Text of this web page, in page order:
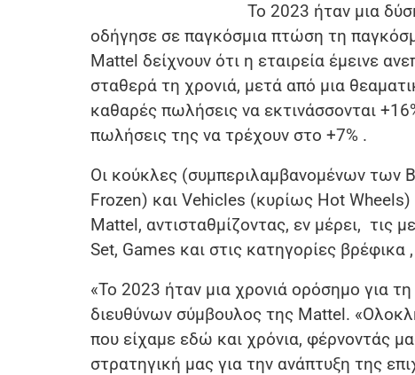
Το 2023 ήταν μια
οδήγησε σε παγκόσμια πτώση τη
Mattel δείχνουν ότι η εταιρεία έμεινε
σταθερά τη χρονιά, μετά από μια
καθαρές πωλήσεις να εκτινάσσονται
πωλήσεις της να τρέχουν στο +7% .
Οι κούκλες (συμπεριλαμβανομένων των
Frozen) και Vehicles (κυρίως Hot
Mattel, αντισταθμίζοντας, εν μέρει, τις
Set, Games και στις κατηγορίες
«Το 2023 ήταν μια χρονιά ορόσημο για
διευθύνων σύμβουλος της Mattel.
που είχαμε εδώ και χρόνια, φέρνοντάς
στρατηγική μας για την ανάπτυξη της